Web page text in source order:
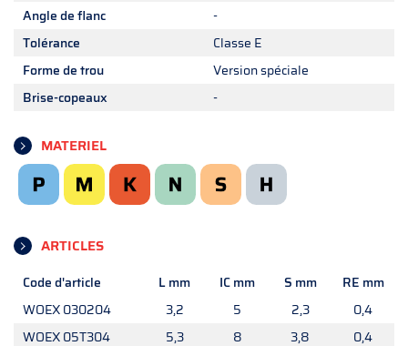
Angle de flanc
-
Tolérance
Classe E
Forme de trou
Version spéciale
Brise-copeaux
-
MATERIEL
ARTICLES
Code d'article L mm IC mm S mm
RE mm
WOEX 030204
3,2 5 2,3
0,4
WOEX 05T304
5,3 8 3,8
0,4